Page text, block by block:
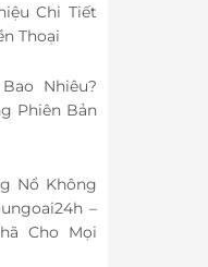
Chi Tiết
Thoại
Nhiêu?
Phiên Bản
Nổ Không
–
Cho Mọi